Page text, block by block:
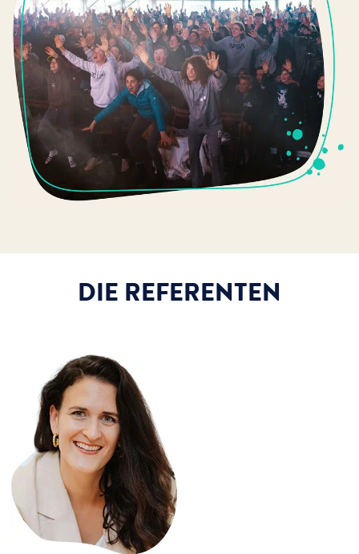
DIE REFERENTEN